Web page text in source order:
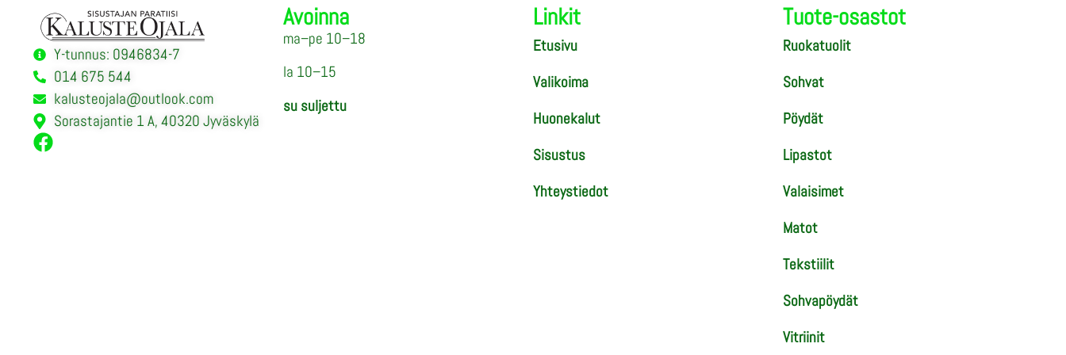
Y-tunnus: 0946834-7
014 675 544
kalusteojala@outlook.com
Sorastajantie 1 A, 40320 Jyväskylä
Avoinna
ma–pe 10–18
la 10–15
su suljettu
Linkit
Etusivu
Valikoima
Huonekalut
Sisustus
Yhteystiedot
Tuote-osastot
Ruokatuolit
Sohvat
Pöydät
Lipastot
Valaisimet
Matot
Tekstiilit
Sohvapöydät
Vitriinit